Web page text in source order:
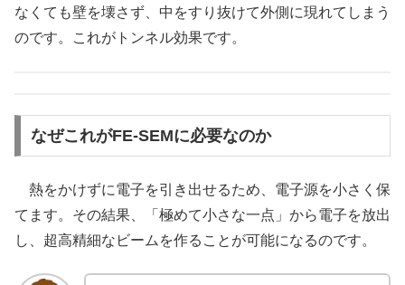
なくても壁を壊さず、中をすり抜けて外側に現れてしまう
のです。これがトンネル効果です。
なぜこれがFE-SEMに必要なのか
熱をかけずに電子を引き出せるため、電子源を小さく保
てます。その結果、「極めて小さな一点」から電子を放出
し、超高精細なビームを作ることが可能になるのです。